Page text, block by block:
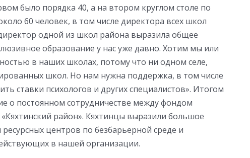
было порядка 40, а на втором круглом столе по
60 человек, в том числе директора всех школ
одной из школ района выразила общее
образование у нас уже давно. Хотим мы или
в наших школах, потому что ни одном селе,
школ. Но нам нужна поддержка, в том числе
ставки психологов и других специалистов». Итогом
о постоянном сотрудничестве между фондом
район». Кяхтинцы выразили большое
центров по безбарьерной среде и
в нашей организации.